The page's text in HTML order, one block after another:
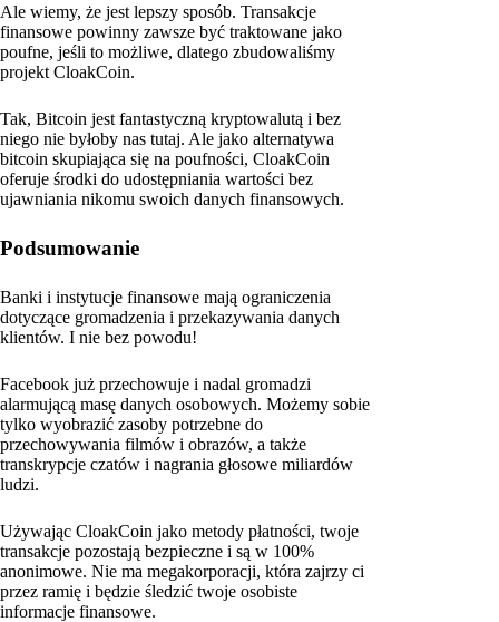
Ale wiemy, że jest lepszy sposób. Transakcje
finansowe powinny zawsze być traktowane jako
poufne, jeśli to możliwe, dlatego zbudowaliśmy
projekt CloakCoin.
Tak, Bitcoin jest fantastyczną kryptowalutą i bez
niego nie byłoby nas tutaj. Ale jako alternatywa
bitcoin skupiająca się na poufności, CloakCoin
oferuje środki do udostępniania wartości bez
ujawniania nikomu swoich danych finansowych.
Podsumowanie
Banki i instytucje finansowe mają ograniczenia
dotyczące gromadzenia i przekazywania danych
klientów. I nie bez powodu!
Facebook już przechowuje i nadal gromadzi
alarmującą masę danych osobowych. Możemy sobie
tylko wyobrazić zasoby potrzebne do
przechowywania filmów i obrazów, a także
transkrypcje czatów i nagrania głosowe miliardów
ludzi.
Używając CloakCoin jako metody płatności, twoje
transakcje pozostają bezpieczne i są w 100%
anonimowe. Nie ma megakorporacji, która zajrzy ci
przez ramię i będzie śledzić twoje osobiste
informacje finansowe.